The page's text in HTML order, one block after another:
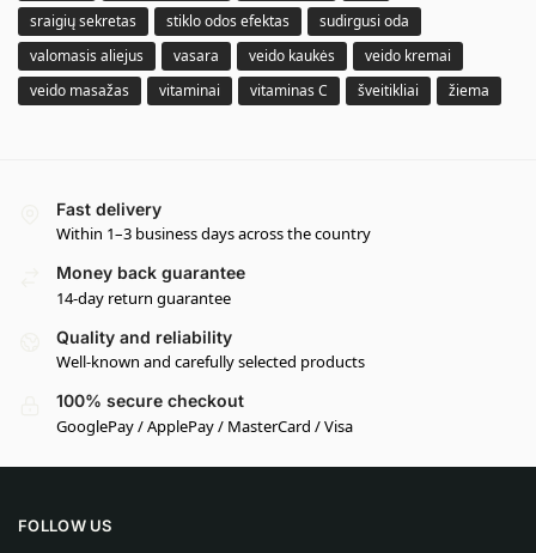
sraigių sekretas
stiklo odos efektas
sudirgusi oda
valomasis aliejus
vasara veido kaukės
veido kremai
veido masažas
vitaminai vitaminas C šveitikliai žiema
Fast delivery
Within 1–3 business days across the country
Money back guarantee
14-day return guarantee
Quality and reliability
Well-known and carefully selected products
100% secure checkout
GooglePay / ApplePay / MasterCard / Visa
FOLLOW US